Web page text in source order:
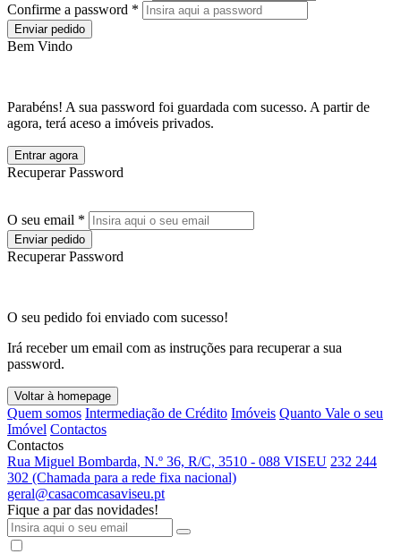
Confirme a password *
Enviar pedido
Bem Vindo
Parabéns! A sua password foi guardada com sucesso. A partir de
agora, terá aceso a imóveis privados.
Entrar agora
Recuperar Password
O seu email *
Enviar pedido
Recuperar Password
O seu pedido foi enviado com sucesso!
Irá receber um email com as instruções para recuperar a sua
password.
Voltar à homepage
Quem somos Intermediação de Crédito Imóveis Quanto Vale o seu
Imóvel Contactos
Contactos
Rua Miguel Bombarda, N.º 36, R/C, 3510 - 088 VISEU 232 244
302 (Chamada para a rede fixa nacional)
geral@casacomcasaviseu.pt
Fique a par das novidades!